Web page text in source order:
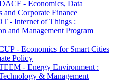
- Economics, Data
and Corporate Finance
- Internet of Things :
and Management Program
- Economics for Smart Cities
Policy
- Energy Environment :
& Management